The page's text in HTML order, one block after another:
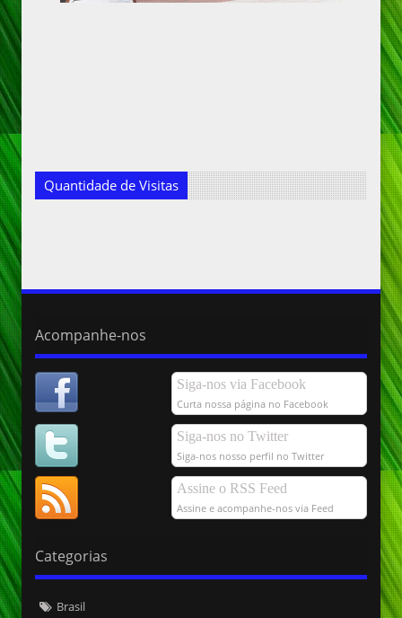
Quantidade de Visitas
Acompanhe-nos
Siga-nos via Facebook
Curta nossa página no Facebook
Siga-nos no Twitter
Siga-nos nosso perfil no Twitter
Assine o RSS Feed
Assine e acompanhe-nos via Feed
Categorias
Brasil